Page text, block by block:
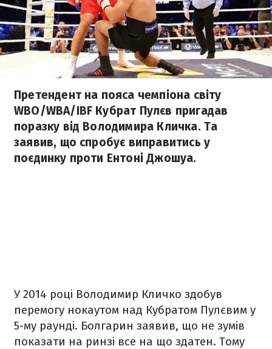
Претендент на пояса чемпіона світу
WBO/WBA/IBF Кубрат Пулєв пригадав
поразку від Володимира Кличка. Та
заявив, що спробує виправитись у
поєдинку проти Ентоні Джошуа.
У 2014 році Володимир Кличко здобув
перемогу нокаутом над Кубратом Пулєвим у
5-му раунді. Болгарин заявив, що не зумів
показати на ринзі все на що здатен. Тому